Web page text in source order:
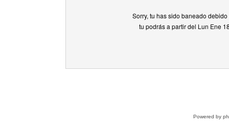
Sorry, tu has sido baneado
tu podrás a partir del Lun Ene
Powered by